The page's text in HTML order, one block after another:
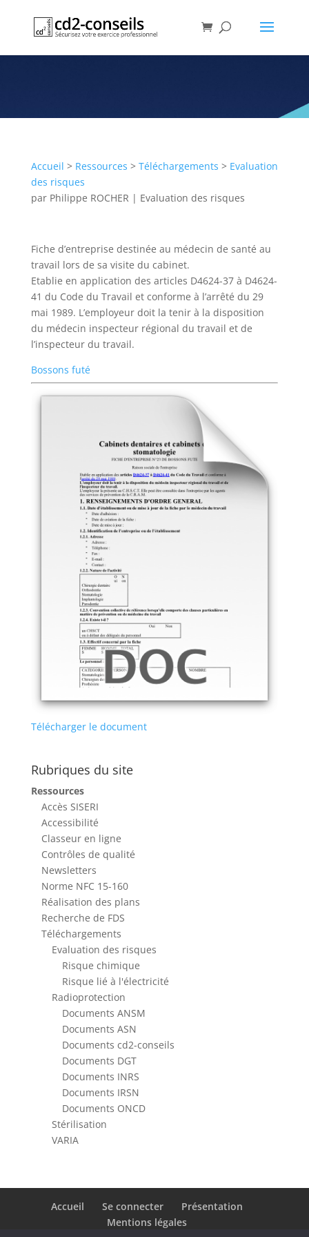
Fiche d’entreprise pour les
Accueil > Ressources > Téléchargements > Evaluation
des risques
par Philippe ROCHER | Evaluation des risques
Fiche d’entreprise destinée au médecin de santé au
travail lors de sa visite du cabinet.
Etablie en application des articles D4624-37 à D4624-
41 du Code du Travail et conforme à l’arrêté du 29
mai 1989. L’employeur doit la tenir à la disposition
du médecin inspecteur régional du travail et de
l’inspecteur du travail.
Bossons futé
Télécharger le document
Rubriques du site
Ressources
Accès SISERI
Accessibilité
Classeur en ligne
Contrôles de qualité
Newsletters
Norme NFC 15-160
Réalisation des plans
Recherche de FDS
Téléchargements
Evaluation des risques
Risque chimique
Risque lié à l'électricité
Radioprotection
Documents ANSM
Documents ASN
Documents cd2-conseils
Documents DGT
Documents INRS
Documents IRSN
Documents ONCD
Stérilisation
VARIA
Accueil Se connecter
Présentation
Mentions légales